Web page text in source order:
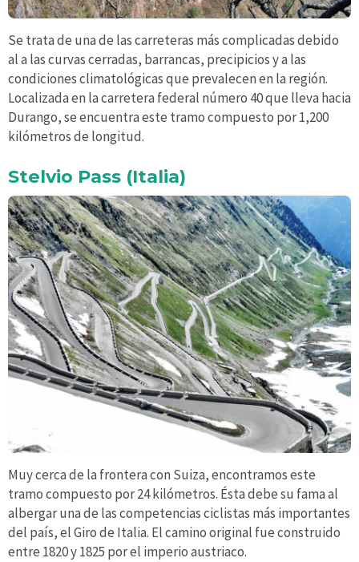
Se trata de una de las carreteras más complicadas debido
al a las curvas cerradas, barrancas, precipicios y a las
condiciones climatológicas que prevalecen en la región.
Localizada en la carretera federal número 40 que lleva hacia
Durango, se encuentra este tramo compuesto por 1,200
kilómetros de longitud.
Stelvio Pass (Italia)
Muy cerca de la frontera con Suiza, encontramos este
tramo compuesto por 24 kilómetros. Ésta debe su fama al
albergar una de las competencias ciclistas más importantes
del país, el Giro de Italia. El camino original fue construido
entre 1820 y 1825 por el imperio austriaco.